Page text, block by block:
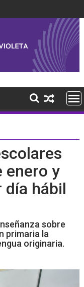
enero y
día hábil
sobre
primaria la
originaria.